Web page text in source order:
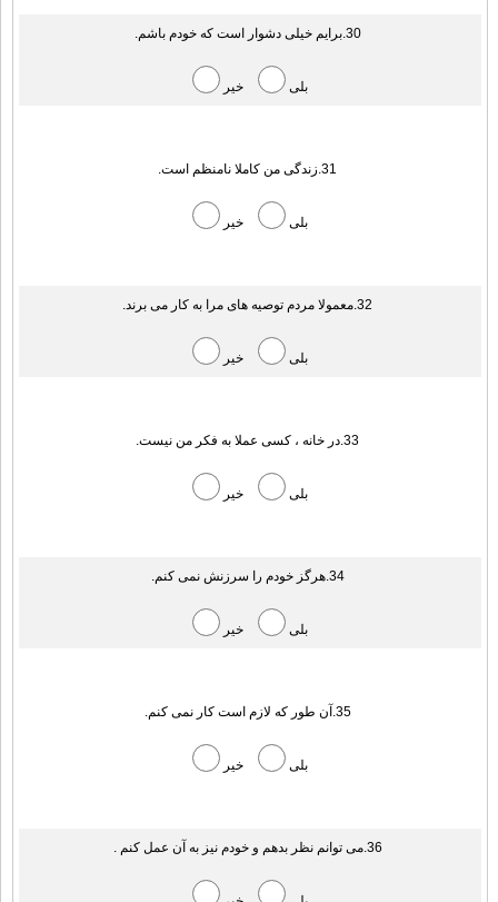
30.برایم خیلی دشوار است که خودم باشم.
بلی خیر
31.زندگی من کاملا نامنظم است.
بلی خیر
32.معمولا مردم توصیه های مرا به کار می برند.
بلی خیر
33.در خانه ، کسی عملا به فکر من نیست.
بلی خیر
34.هرگز خودم را سرزنش نمی کنم.
بلی خیر
35.آن طور که لازم است کار نمی کنم.
بلی خیر
36.می توانم نظر بدهم و خودم نیز به آن عمل کنم .